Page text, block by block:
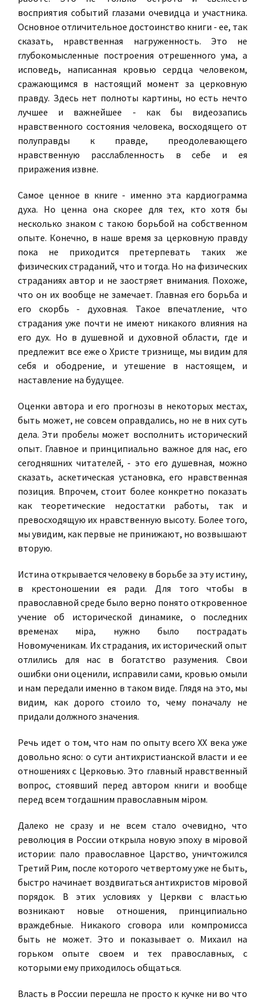
восприятия событий глазами очевидца и участника.
Основное отличительное достоинство книги - ее, так
сказать, нравственная нагруженность. Это не
глубокомысленные построения отрешенного ума, а
исповедь, написанная кровью сердца человеком,
сражающимся в настоящий момент за церковную
правду. Здесь нет полноты картины, но есть нечто
лучшее и важнейшее - как бы видеозапись
нравственного состояния человека, восходящего от
полуправды к правде, преодолевающего
нравственную расслабленность в себе и ея
приражения извне.
Самое ценное в книге - именно эта кардиограмма
духа. Но ценна она скорее для тех, кто хотя бы
несколько знаком с такою борьбой на собственном
опыте. Конечно, в наше время за церковную правду
пока не приходится претерпевать таких же
физических страданий, что и тогда. Но на физических
страданиях автор и не заостряет внимания. Похоже,
что он их вообще не замечает. Главная его борьба и
его скорбь - духовная. Такое впечатление, что
страдания уже почти не имеют никакого влияния на
его дух. Но в душевной и духовной области, где и
предлежит все еже о Христе тризнище, мы видим для
себя и ободрение, и утешение в настоящем, и
наставление на будущее.
Оценки автора и его прогнозы в некоторых местах,
быть может, не совсем оправдались, но не в них суть
дела. Эти пробелы может восполнить исторический
опыт. Главное и принципиально важное для нас, его
сегодняшних читателей, - это его душевная, можно
сказать, аскетическая установка, его нравственная
позиция. Впрочем, стоит более конкретно показать
как теоретические недостатки работы, так и
превосходящую их нравственную высоту. Более того,
мы увидим, как первые не принижают, но возвышают
вторую.
Истина открывается человеку в борьбе за эту истину,
в крестоношении ея ради. Для того чтобы в
православной среде было верно понято откровенное
учение об исторической динамике, о последних
временах мiра, нужно было пострадать
Новомученикам. Их страдания, их исторический опыт
отлились для нас в богатство разумения. Свои
ошибки они оценили, исправили сами, кровью омыли
и нам передали именно в таком виде. Глядя на это, мы
видим, как дорого стоило то, чему поначалу не
придали должного значения.
Речь идет о том, что нам по опыту всего XX века уже
довольно ясно: о сути антихристианской власти и ее
отношениях с Церковью. Это главный нравственный
вопрос, стоявший перед автором книги и вообще
перед всем тогдашним православным мiром.
Далеко не сразу и не всем стало очевидно, что
революция в России открыла новую эпоху в мiровой
истории: пало православное Царство, уничтожился
Третий Рим, после которого четвертому уже не быть,
быстро начинает воздвигаться антихристов мiровой
порядок. В этих условиях у Церкви с властью
возникают новые отношения, принципиально
враждебные. Никакого сговора или компромисса
быть не может. Это и показывает о. Михаил на
горьком опыте своем и тех православных, с
которыми ему приходилось общаться.
Власть в России перешла не просто к кучке ни во что